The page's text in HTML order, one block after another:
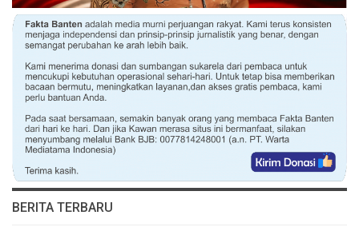
BERITA TERBARU